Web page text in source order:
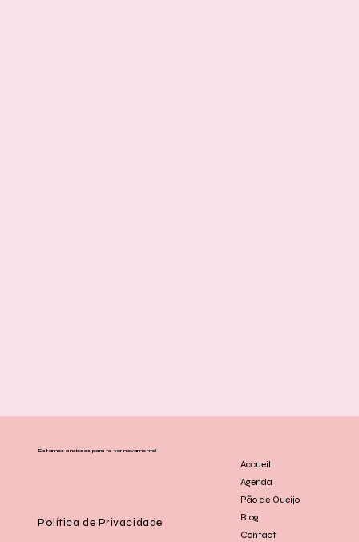
Estamos ansiosos para te ver novamente!
Accueil
Agenda
Pão de Queijo
Blog
Contact
Política de Privacidade